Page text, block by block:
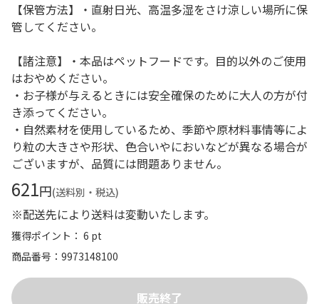
【保管方法】・直射日光、高温多湿をさけ涼しい場所に保
管してください。
【諸注意】・本品はペットフードです。目的以外のご使用
はおやめください。
・お子様が与えるときには安全確保のために大人の方が付
き添ってください。
・自然素材を使用しているため、季節や原材料事情等によ
り粒の大きさや形状、色合いやにおいなどが異なる場合が
ございますが、品質には問題ありません。
621円(送料別・税込)
※配送先により送料は変動いたします。
獲得ポイント： 6 pt
商品番号
9973148100